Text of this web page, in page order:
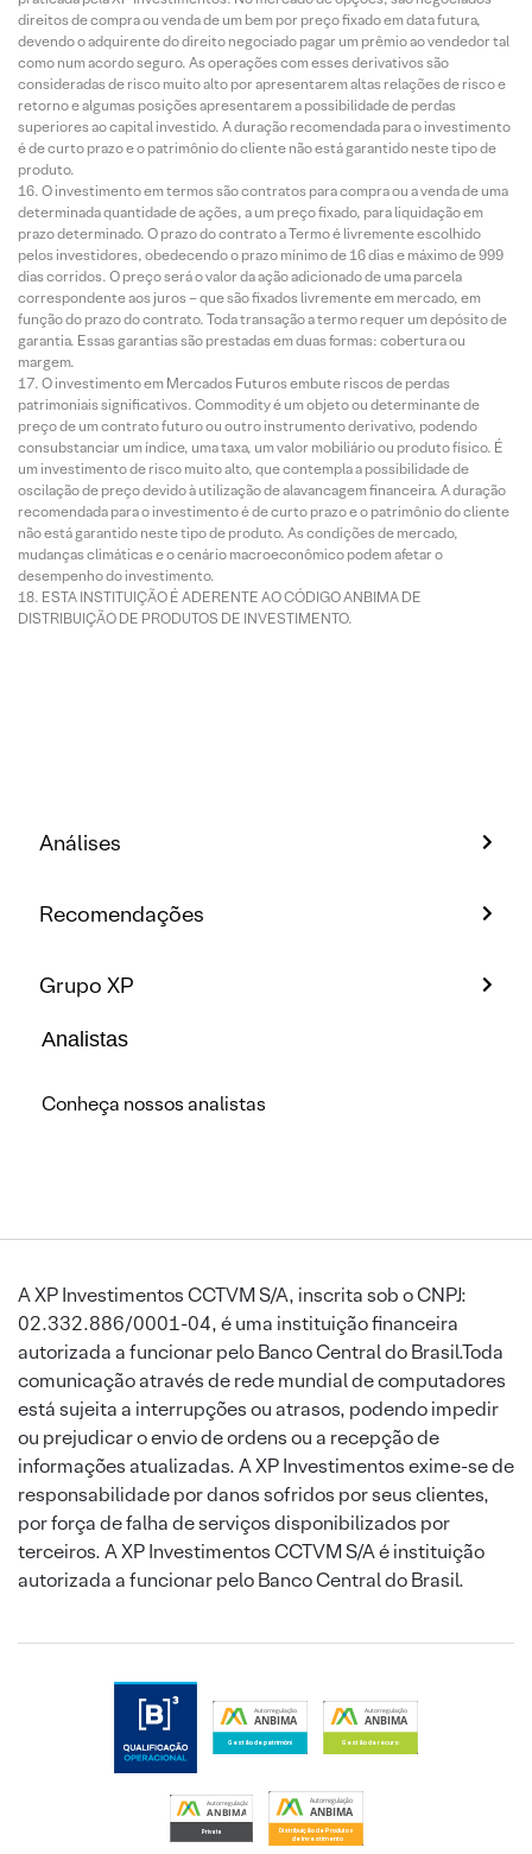
direitos de compra ou venda de um bem por preço fixado em data futura,
devendo o adquirente do direito negociado pagar um prêmio ao vendedor tal
como num acordo seguro. As operações com esses derivativos são
consideradas de risco muito alto por apresentarem altas relações de risco e
retorno e algumas posições apresentarem a possibilidade de perdas
superiores ao capital investido. A duração recomendada para o investimento
é de curto prazo e o patrimônio do cliente não está garantido neste tipo de
produto.
O investimento em termos são contratos para compra ou a venda de uma
determinada quantidade de ações, a um preço fixado, para liquidação em
prazo determinado. O prazo do contrato a Termo é livremente escolhido
pelos investidores, obedecendo o prazo mínimo de 16 dias e máximo de 999
dias corridos. O preço será o valor da ação adicionado de uma parcela
correspondente aos juros – que são fixados livremente em mercado, em
função do prazo do contrato. Toda transação a termo requer um depósito de
garantia. Essas garantias são prestadas em duas formas: cobertura ou
margem.
O investimento em Mercados Futuros embute riscos de perdas
patrimoniais significativos. Commodity é um objeto ou determinante de
preço de um contrato futuro ou outro instrumento derivativo, podendo
consubstanciar um índice, uma taxa, um valor mobiliário ou produto físico. É
um investimento de risco muito alto, que contempla a possibilidade de
oscilação de preço devido à utilização de alavancagem financeira. A duração
recomendada para o investimento é de curto prazo e o patrimônio do cliente
não está garantido neste tipo de produto. As condições de mercado,
mudanças climáticas e o cenário macroeconômico podem afetar o
desempenho do investimento.
ESTA INSTITUIÇÃO É ADERENTE AO CÓDIGO ANBIMA DE
DISTRIBUIÇÃO DE PRODUTOS DE INVESTIMENTO.
Análises
Recomendações
Grupo XP
Analistas
Conheça nossos analistas
A XP Investimentos CCTVM S/A, inscrita sob o CNPJ:
02.332.886/0001-04, é uma instituição financeira
autorizada a funcionar pelo Banco Central do Brasil.Toda
comunicação através de rede mundial de computadores
está sujeita a interrupções ou atrasos, podendo impedir
ou prejudicar o envio de ordens ou a recepção de
informações atualizadas. A XP Investimentos exime-se de
responsabilidade por danos sofridos por seus clientes,
por força de falha de serviços disponibilizados por
terceiros. A XP Investimentos CCTVM S/A é instituição
autorizada a funcionar pelo Banco Central do Brasil.